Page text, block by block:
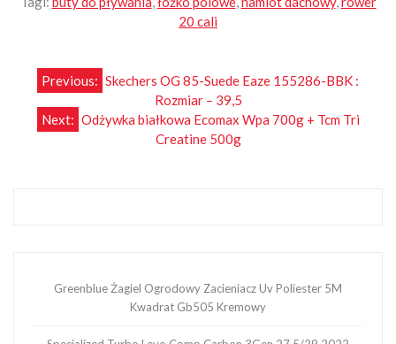
20 cali
Nawigacja
wpisu
Previous: Skechers OG 85-Suede Eaze 155286-BBK :
Rozmiar – 39,5
Next: Odżywka białkowa Ecomax Wpa 700g + Tcm Tri
Creatine 500g
Greenblue Żagiel Ogrodowy Zacieniacz Uv Poliester 5M
Kwadrat Gb505 Kremowy